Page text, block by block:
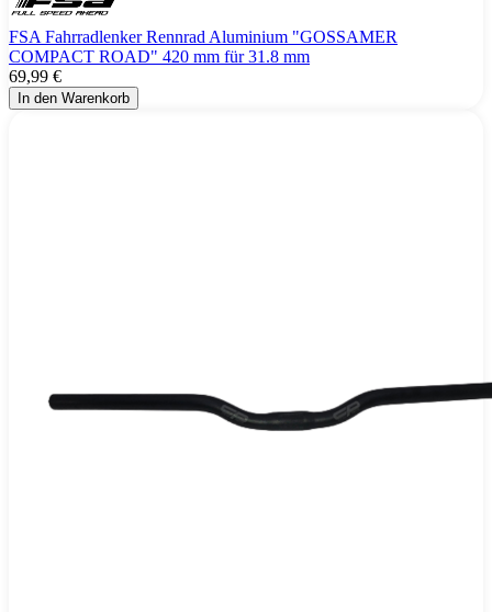
FSA Fahrradlenker Rennrad Aluminium "GOSSAMER
COMPACT ROAD" 420 mm für 31.8 mm
69,99 €
In den Warenkorb